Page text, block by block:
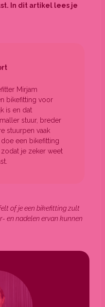
In dit artikel lees je
Mirjam
bikefitting voor
is en dat
stuur, breder
stuurpen vaak
een bikefitting
je zeker weet
of je een bikefitting zult
en nadelen ervan kunnen